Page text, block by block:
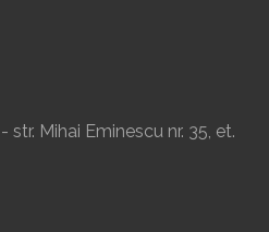
Mihai Eminescu nr. 35, et.